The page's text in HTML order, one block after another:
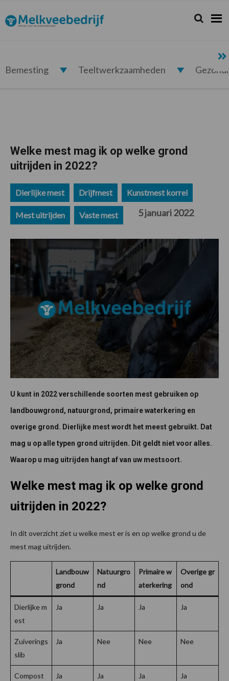
de
hoofdnavigatie
de
hoofd
de
eerste
de
voettekst
Melkveebedrijf.nl Zoeken...
Zoek
Bemesting Teeltwerkzaamheden
Welke mest mag ik op welke grond
uitrijden in 2022?
Dierlijke mest Drijfmest Kunstmest korrel
Mest uitrijden Vaste mest 5 januari 2022
U kunt in 2022 verschillende soorten mest gebruiken op
landbouwgrond, natuurgrond, primaire waterkering en
overige grond. Dierlijke mest wordt het meest gebruikt. Dat
mag u op alle typen grond uitrijden. Dit geldt niet voor alles.
Waarop u mag uitrijden hangt af van uw mestsoort.
Welke mest mag ik op welke grond
uitrijden in 2022?
In dit overzicht ziet u welke mest er is en op welke grond u de
mest mag uitrijden.
Landbouw
grond
Natuurgro
nd
Primaire w
aterkering
Overige gr
ond
Dierlijke m
est
Ja Ja Ja Ja
Zuiverings
slib
Ja Nee Nee Nee
Compost Ja Ja Ja Ja